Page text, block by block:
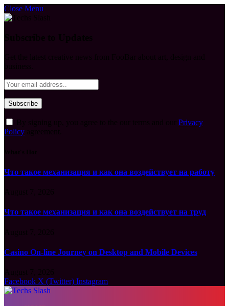
Close Menu
Privacy
Policy
Что такое механизация и как она воздействует на работу
Что такое механизация и как она воздействует на труд
Casino On-line Journey on Desktop and Mobile Devices
Facebook X (Twitter) Instagram